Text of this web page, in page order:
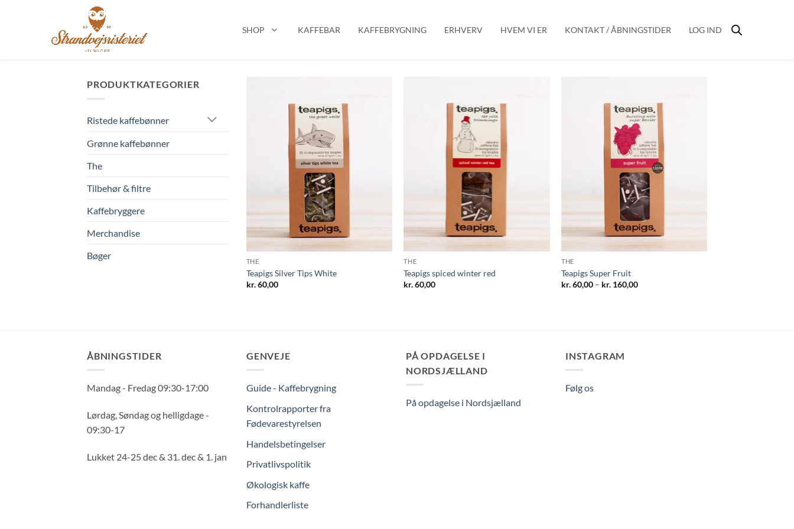
SHOP KAFFEBAR KAFFEBRYGNING ERHVERV HVEM VI ER KONTAKT / ÅBNINGSTIDER LOG IND
PRODUKTKATEGORIER
Ristede kaffebønner
Grønne kaffebønner
The
Tilbehør & filtre
Kaffebryggere
Merchandise
Bøger
THE
Teapigs Silver Tips White
kr.60,00
THE
Teapigs spiced winter red
kr.60,00
THE
Teapigs Super Fruit
kr.60,00 – kr. 160,00Prisinterval:
ÅBNINGSTIDER
Mandag - Fredag 09:30-17:00
Lørdag, Søndag og helligdage -
09:30-17
Lukket 24-25 dec & 31. dec & 1. jan
GENVEJE
Guide - Kaffebrygning
Kontrolrapporter fra
Fødevarestyrelsen
Handelsbetingelser
Privatlivspolitik
Økologisk kaffe
Forhandlerliste
PÅ OPDAGELSE I
NORDSJÆLLAND
På opdagelse i Nordsjælland
INSTAGRAM
Følg os